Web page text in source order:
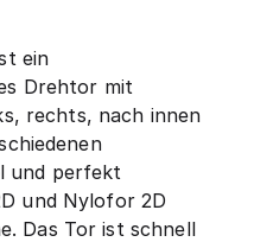
ein
Drehtor mit
rechts, nach innen
und perfekt
und Nylofor 2D
Das Tor ist schnell